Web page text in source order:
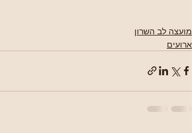
מועצה לב השרון
ארועים